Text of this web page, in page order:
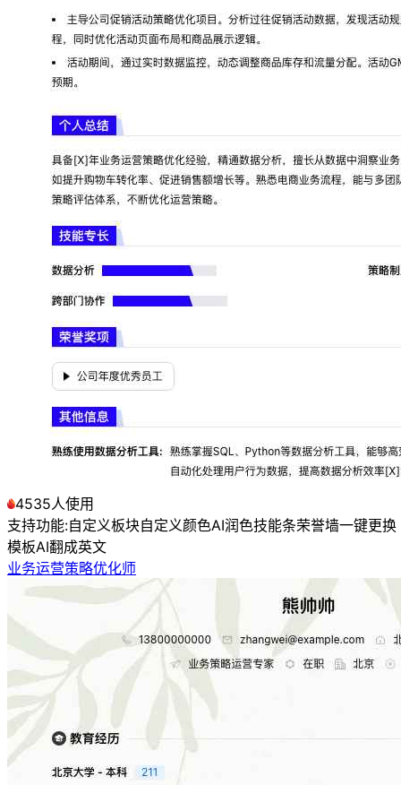
4535人使用
支持功能:自定义板块自定义颜色AI润色技能条荣誉墙一键更换
模板AI翻成英文
业务运营策略优化师